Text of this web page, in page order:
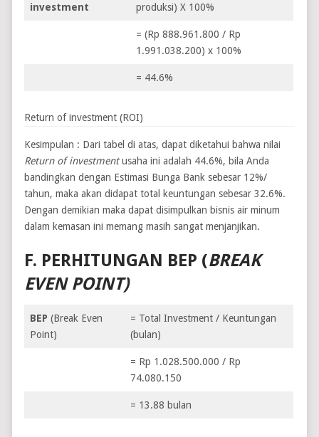
investment
produksi) X 100%
= (Rp 888.961.800 / Rp
1.991.038.200) x 100%
= 44.6%
Return of investment (ROI)
Kesimpulan : Dari tabel di atas, dapat diketahui bahwa nilai
Return of investmentusaha ini adalah 44.6%, bila Anda
bandingkan dengan Estimasi Bunga Bank sebesar 12%/
tahun, maka akan didapat total keuntungan sebesar 32.6%.
Dengan demikian maka dapat disimpulkan bisnis air minum
dalam kemasan ini memang masih sangat menjanjikan.
F. PERHITUNGAN BEP (BREAK
EVEN POINT)
BEP (Break Even
Point)
= Total Investment / Keuntungan
(bulan)
= Rp 1.028.500.000 / Rp
74.080.150
= 13.88 bulan